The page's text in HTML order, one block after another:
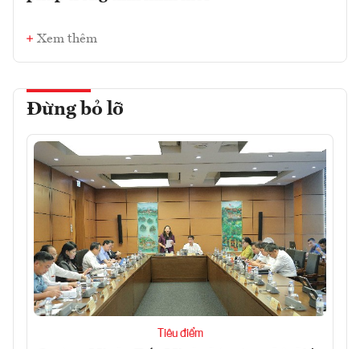
Xem thêm
Đừng bỏ lỡ
Tiêu điểm